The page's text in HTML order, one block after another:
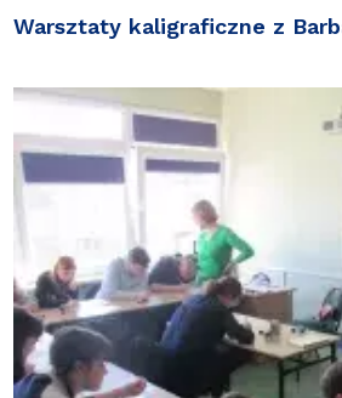
Warsztaty kaligraficzne z